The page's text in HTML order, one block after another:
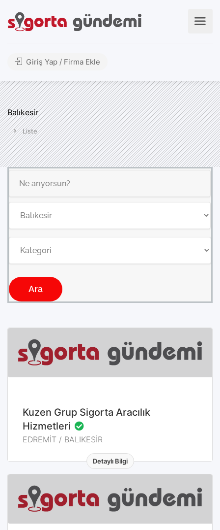
Giriş Yap / Firma Ekle
Balıkesir
Liste
Ara
Detaylı Bilgi
Kuzen Grup Sigorta Aracılık
Hizmetleri
EDREMİT / BALIKESİR